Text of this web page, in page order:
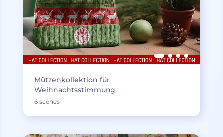
Mützenkollektion für
Weihnachtsstimmung
6 scenes